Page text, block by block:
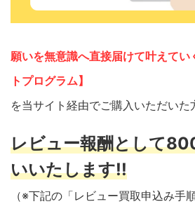
願いを無意識へ直接届けて叶えてい
トプログラム】
を当サイト経由でご購入いただいた
レビュー報酬として
いいたします!!
（※下記の「レビュー買取申込み手